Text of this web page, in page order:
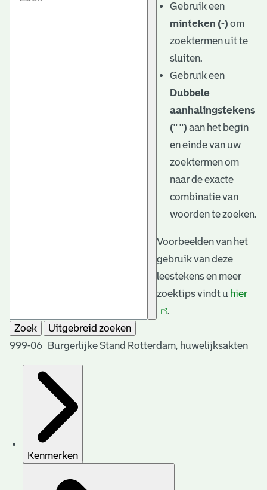
Gebruik een
minteken (-) om
zoektermen uit te
sluiten.
Gebruik een
Dubbele
aanhalingstekens
(" ") aan het begin
en einde van uw
zoektermen om
naar de exacte
combinatie van
woorden te zoeken.
Voorbeelden van het
gebruik van deze
leestekens en meer
zoektips vindt u hier
.
Zoek
Uitgebreid zoeken
999-06 Burgerlijke Stand Rotterdam, huwelijksakten
Kenmerken